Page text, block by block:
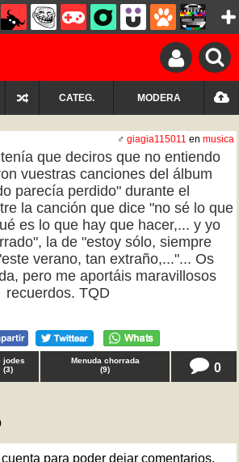
CATEG. MODERA
♂ giagia115011 en musica
que deciros que no entiendo
vuestras canciones del álbum
parecía perdido" durante el
la canción que dice "no sé lo que
es lo que hay que hacer,... y yo
la de "estoy sólo, siempre
verano, tan extraño,..."... Os
pero me aportáis maravillosos
recuerdos. TQD
jodes
(3)
Menuda chorrada
(9) 0
para poder dejar comentarios.